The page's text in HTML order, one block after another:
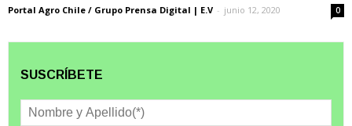
Portal Agro Chile / Grupo Prensa Digital | E.V - junio 12, 2020 0
SUSCRÍBETE